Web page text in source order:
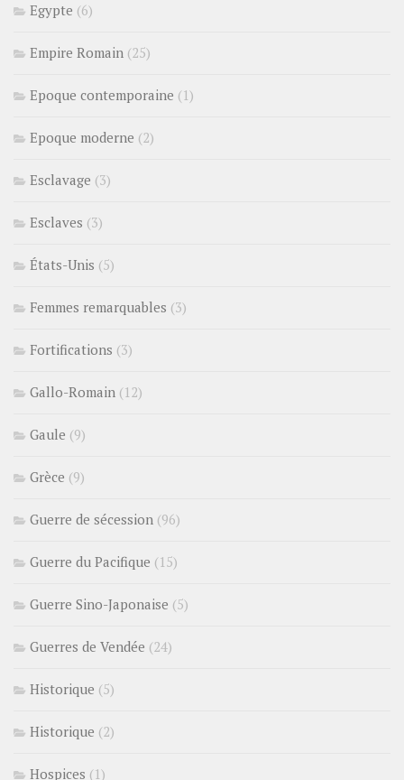
Egypte (6)
Empire Romain (25)
Epoque contemporaine (1)
Epoque moderne (2)
Esclavage (3)
Esclaves (3)
États-Unis (5)
Femmes remarquables (3)
Fortifications (3)
Gallo-Romain (12)
Gaule (9)
Grèce (9)
Guerre de sécession (96)
Guerre du Pacifique (15)
Guerre Sino-Japonaise (5)
Guerres de Vendée (24)
Historique (5)
Historique (2)
Hospices (1)